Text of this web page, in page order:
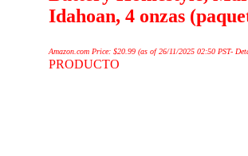
Idahoan, 4 onzas
Amazon.com Price:$20.99 (as of 26/11/2025 02:50 PST-
PRODUCTO